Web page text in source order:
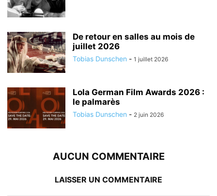
De retour en salles au mois de
juillet 2026
Tobias Dunschen - 1 juillet 2026
Lola German Film Awards 2026 :
le palmarès
Tobias Dunschen - 2 juin 2026
AUCUN COMMENTAIRE
LAISSER UN COMMENTAIRE